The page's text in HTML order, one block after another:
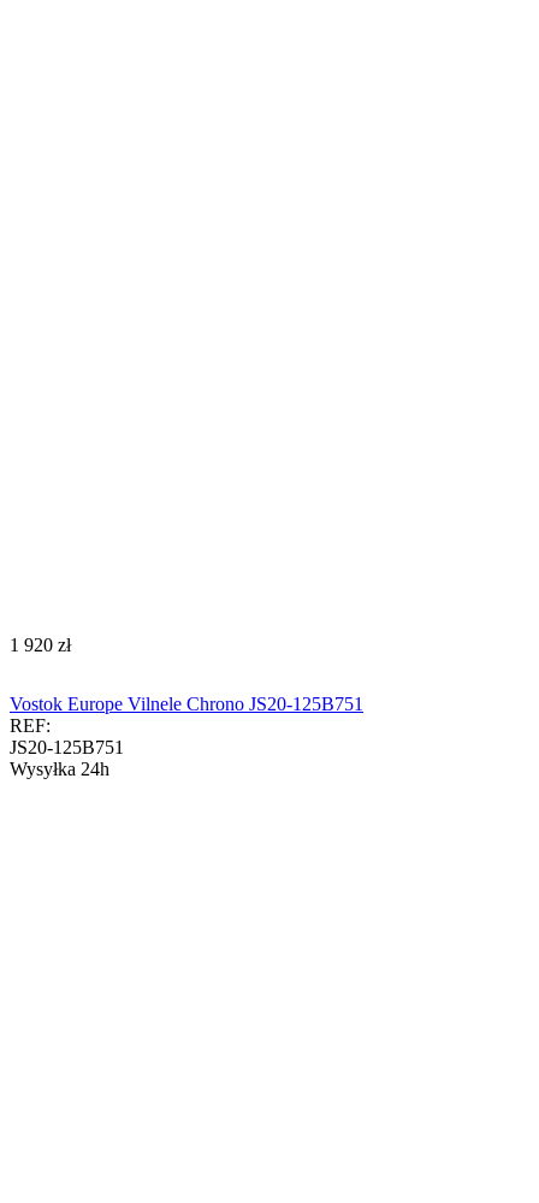
‍1 920‍ zł
Vostok Europe Vilnele Chrono JS20-125B751
REF:
JS20-125B751
Wysyłka 24h